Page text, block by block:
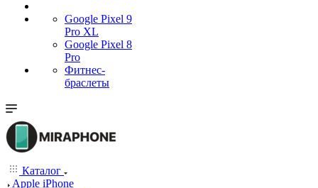
Google Pixel 9
Pro XL
Google Pixel 8
Pro
Фитнес-
браслеты
Каталог
Apple iPhone